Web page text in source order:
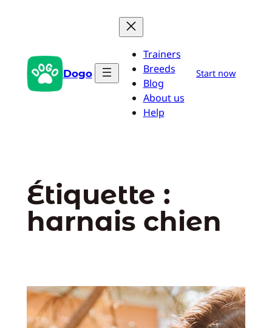
Dogo
Trainers
Breeds
Blog
About us
Help
Start now
Étiquette :
harnais chien